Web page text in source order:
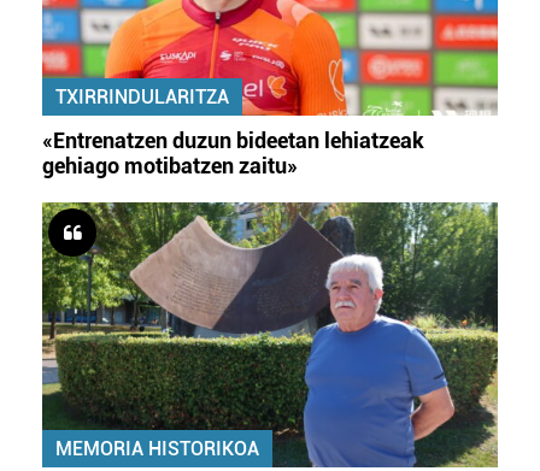
TXIRRINDULARITZA
«Entrenatzen duzun bideetan lehiatzeak
gehiago motibatzen zaitu»
MEMORIA HISTORIKOA